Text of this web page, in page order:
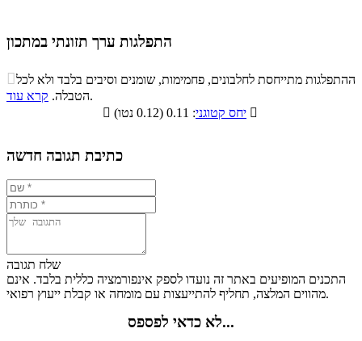
התפלגות ערך תזונתי במתכון
התפלגות ערך תזונתי במתכון
סיבים
תזונתיים
שומנים חלבונים
6.8% 73.4%
ההתפלגות מתייחסת לחלבונים, פחמימות, שומנים וסיבים בלבד ולא לכל
הטבלה. קרא עוד
.

יחס קטוגני 
כתיבת תגובה חדשה
שלח תגובה
התכנים המופיעים באתר זה נועדו לספק אינפורמציה כללית בלבד. אינם
מהווים המלצה, תחליף להתייעצות עם מומחה או קבלת ייעוץ רפואי.
לא כדאי לפספס...